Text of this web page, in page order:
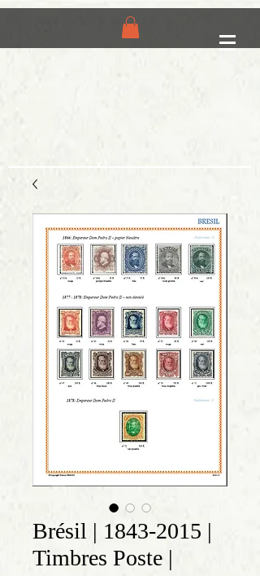
Brésil | 1843-2015 |
Timbres Poste |